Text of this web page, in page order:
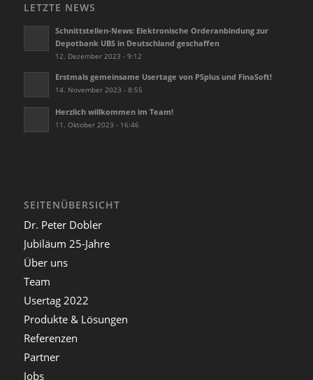
LETZTE NEWS
Schnittstellen-News: Elektronische Orderanbindung zur
Depotbank UBS in Deutschland geschaffen
12. Dezember 2023 - 9:12
Erstmals gemeinsame Usertage von PSplus und FinaSoft!
14. November 2023 - 8:55
Herzlich willkommen im Team!
11. Oktober 2023 - 16:46
SEITENÜBERSICHT
Dr. Peter Dobler
Jubiläum 25-Jahre
Über uns
Team
Usertag 2022
Produkte & Lösungen
Referenzen
Partner
Jobs